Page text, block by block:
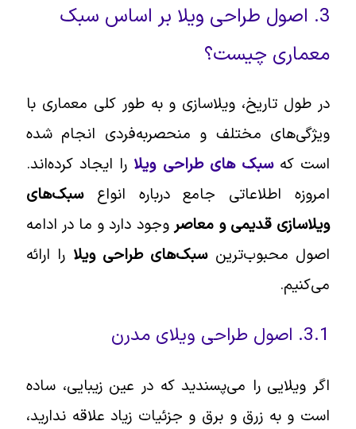
3. اصول طراحی ویلا بر اساس سبک
معماری چیست؟
در طول تاریخ، ویلاسازی و به طور کلی معماری با
ویژگی‌های مختلف و منحصربه‌فردی انجام شده
است که سبک های طراحی ویلا را ایجاد کرده‌اند.
امروزه اطلاعاتی جامع درباره انواعسبک‌های
ویلاسازی قدیمی و معاصروجود دارد و ما در ادامه
اصول محبوب‌ترینسبک‌های طراحی ویلارا ارائه
می‌کنیم.
اگر ویلایی را می‌پسندید که در عین زیبایی، ساده
است و به زرق و برق و جزئیات زیاد علاقه ندارید،